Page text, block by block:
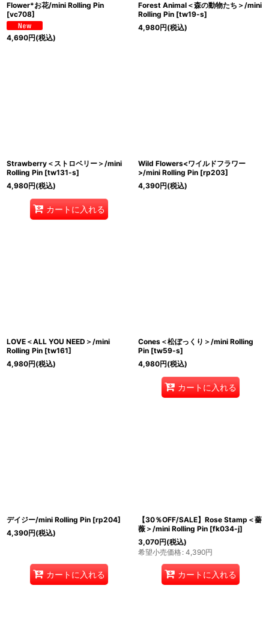
Flower*お花/mini Rolling Pin
[vc708]
4,690円(税込)
Forest Animal＜森の動物たち＞/mini
Rolling Pin [tw19-s]
4,980円(税込)
Strawberry＜ストロベリー＞/mini
Rolling Pin [tw131-s]
4,980円(税込)
カートに入れる
Wild Flowers<ワイルドフラワー
>/mini Rolling Pin [rp203]
4,390円(税込)
LOVE＜ALL YOU NEED＞/mini
Rolling Pin [tw161]
4,980円(税込)
Cones＜松ぼっくり＞/mini Rolling
Pin [tw59-s]
4,980円(税込)
カートに入れる
デイジー/mini Rolling Pin [rp204]
4,390円(税込)
カートに入れる
【30％OFF/SALE】Rose Stamp＜薔
薇＞/mini Rolling Pin [fk034-j]
3,070円(税込)
希望小売価格: 4,390円
カートに入れる